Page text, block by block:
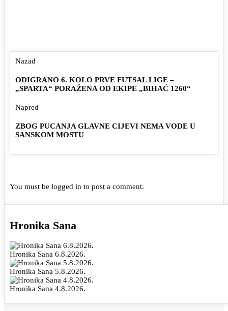
Nazad
ODIGRANO 6. KOLO PRVE FUTSAL LIGE –
„SPARTA“ PORAŽENA OD EKIPE „BIHAĆ 1260“
Napred
ZBOG PUCANJA GLAVNE CIJEVI NEMA VODE U
SANSKOM MOSTU
You must be logged in to post a comment.
Hronika Sana
Hronika Sana 6.8.2026.
Hronika Sana 5.8.2026.
Hronika Sana 4.8.2026.